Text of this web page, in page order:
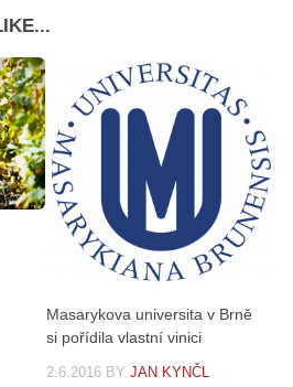
Masarykova universita v Brně
si pořídila vlastní vinici
2.6.2016 BY JAN KYNČL